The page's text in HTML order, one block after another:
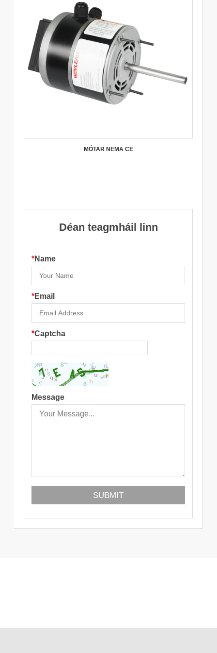
MÓTAR NEMA CE
Déan teagmháil linn
*Name
*Email
*Captcha
Message